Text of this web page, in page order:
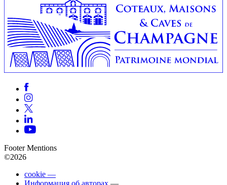
Footer Mentions
©2026
cookie —
Информация об авторах —